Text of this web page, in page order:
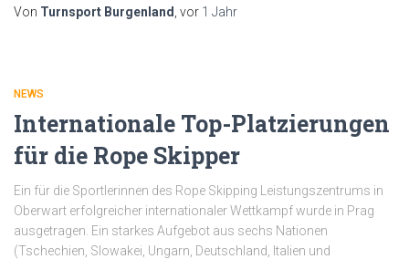
Von Turnsport Burgenland , vor 1 Jahr
NEWS
Internationale Top-Platzierungen
für die Rope Skipper
Ein für die Sportlerinnen des Rope Skipping Leistungszentrums in
Oberwart erfolgreicher internationaler Wettkampf wurde in Prag
ausgetragen. Ein starkes Aufgebot aus sechs Nationen
(Tschechien, Slowakei, Ungarn, Deutschland, Italien und